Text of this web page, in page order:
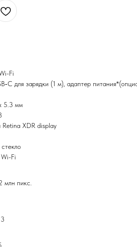
Fi
для зарядки (1 м), адаптер
5.3 мм
XDR display
Fi
млн пикс.